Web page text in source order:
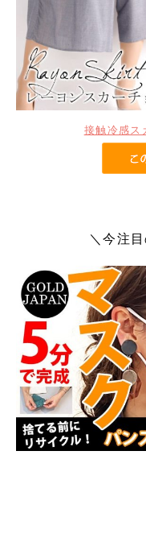
接触冷感
＼今注